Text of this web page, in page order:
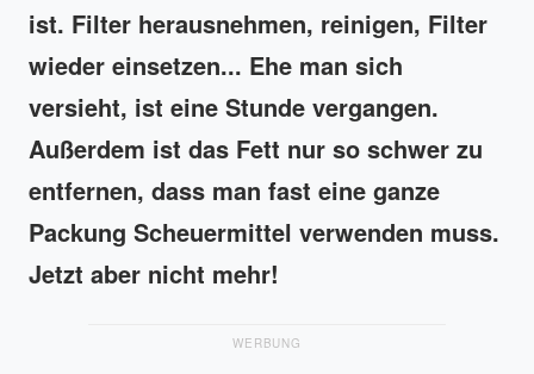
ist. Filter herausnehmen, reinigen, Filter
wieder einsetzen... Ehe man sich
versieht, ist eine Stunde vergangen.
Außerdem ist das Fett nur so schwer zu
entfernen, dass man fast eine ganze
Packung Scheuermittel verwenden muss.
Jetzt aber nicht mehr!
WERBUNG